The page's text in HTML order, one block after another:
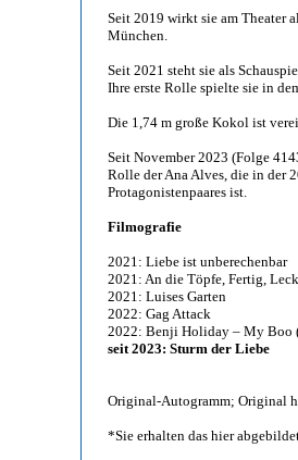
Seit 2019 wirkt sie am Theater
München.
Seit 2021 steht sie als
Ihre erste Rolle spielte sie in
Die 1,74 m große Kokol ist
Seit November 2023 (Folge
Rolle der Ana Alves, die in der
Protagonistenpaares ist.
Filmografie
2021: Liebe ist unberechenbar
2021: An die Töpfe, Fertig,
2021: Luises Garten
2022: Gag Attack
2022: Benji Holiday – My Boo
seit 2023: Sturm der Liebe
Original-Autogramm; Original
*Sie erhalten das hier